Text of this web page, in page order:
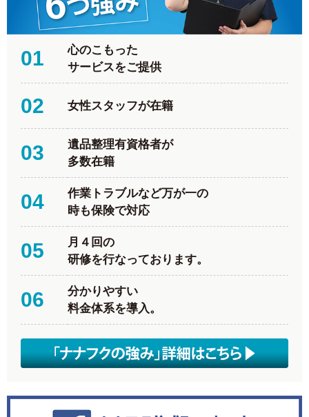
01
心のこもった
サービスをご提供
02 女性スタッフが在籍
03
遺品整理有資格者が
多数在籍
04
作業トラブルなど万が一の
時も保険で対応
05
月４回の
研修を行なっております。
06
分かりやすい
料金体系を導入。